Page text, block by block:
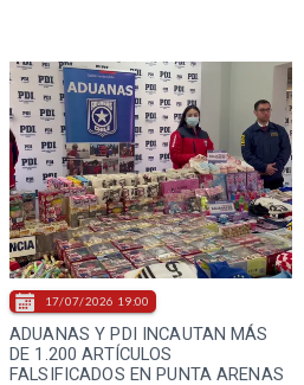
ADUANAS Y PDI INCAUTAN MÁS
DE 1.200 ARTÍCULOS
FALSIFICADOS EN PUNTA ARENAS
17/07/2026 19:00